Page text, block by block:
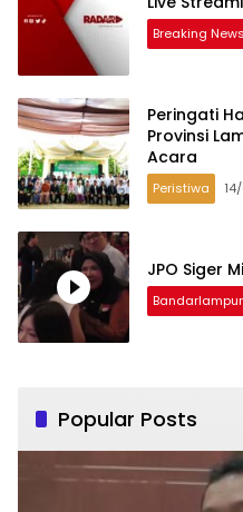
Breaking News
Peringati
Provinsi
Acara
Peristiwa
JPO Siger
Popular Posts